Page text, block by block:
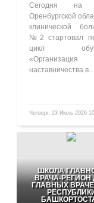
Сегодня на
Оренбургской
клинической
№2 стартовал
цикл
«Организация
наставничества
Четверг, 23 Июль 2026
ШКОЛА
ВРАЧА-РЕГИОН
ГЛАВНЫХ